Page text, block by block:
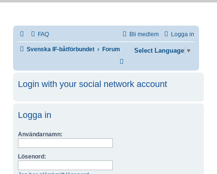
FAQ Logga in
Bli medlem
Svenska IF-båtförbundet Forum Select Language ▼
Login with your social network account
Logga in
Användarnamn:
Lösenord: